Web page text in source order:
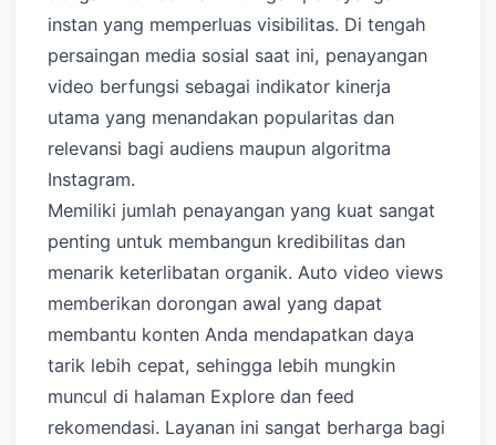
instan yang memperluas visibilitas. Di tengah
persaingan media sosial saat ini, penayangan
video berfungsi sebagai indikator kinerja
utama yang menandakan popularitas dan
relevansi bagi audiens maupun algoritma
Instagram.
Memiliki jumlah penayangan yang kuat sangat
penting untuk membangun kredibilitas dan
menarik keterlibatan organik. Auto video views
memberikan dorongan awal yang dapat
membantu konten Anda mendapatkan daya
tarik lebih cepat, sehingga lebih mungkin
muncul di halaman Explore dan feed
rekomendasi. Layanan ini sangat berharga bagi